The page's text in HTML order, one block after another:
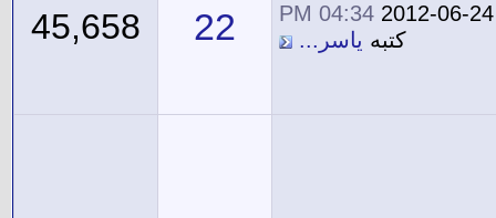
2012-06-24
04:34 PM
كتبه ياسر... 22
45,658